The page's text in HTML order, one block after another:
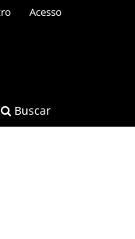
Buscar
Acesso